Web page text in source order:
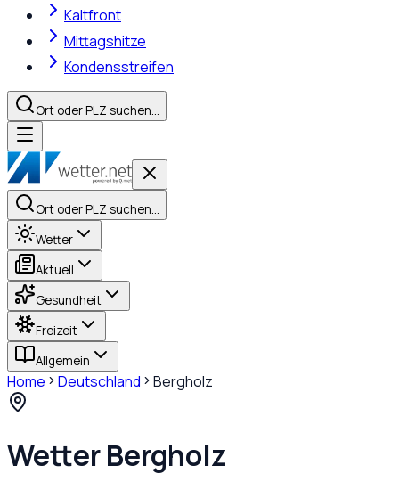
Kaltfront
Mittagshitze
Kondensstreifen
Ort oder PLZ suchen…
Ort oder PLZ suchen…
Wetter
Aktuell
Gesundheit
Freizeit
Allgemein
Home Deutschland Bergholz
WetterBergholz